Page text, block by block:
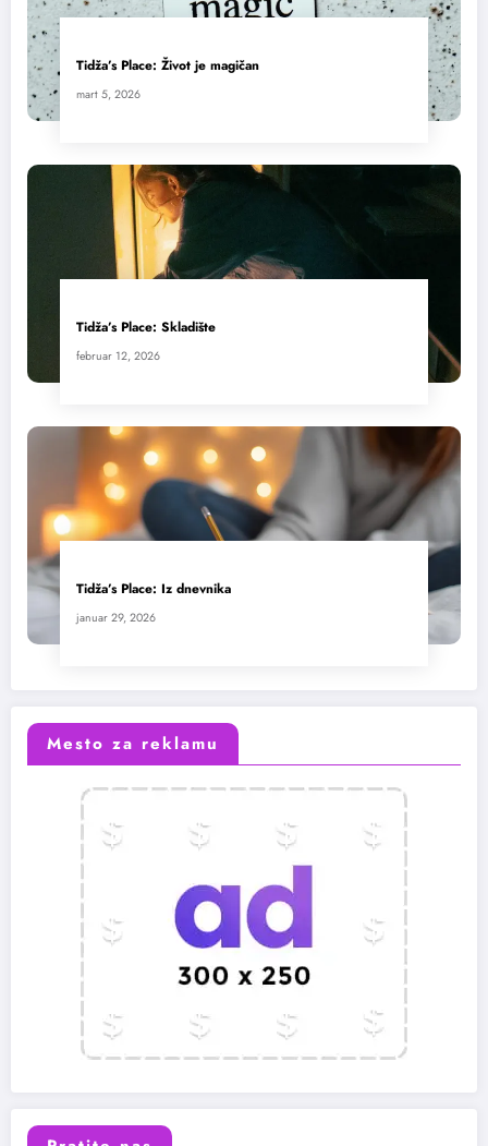
Tidža’s Place: Život je magičan
mart 5, 2026
Tidža’s Place: Skladište
februar 12, 2026
Tidža’s Place: Iz dnevnika
januar 29, 2026
Mesto za reklamu